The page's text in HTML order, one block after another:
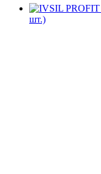
шт.)